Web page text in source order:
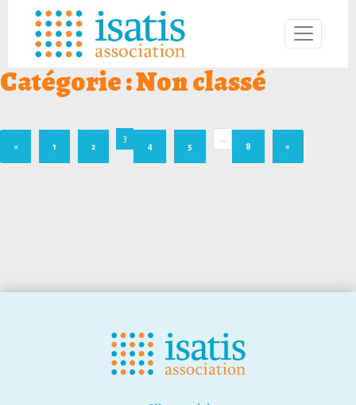
Catégorie :Non classé
« 1 2
3
4
5
8
»